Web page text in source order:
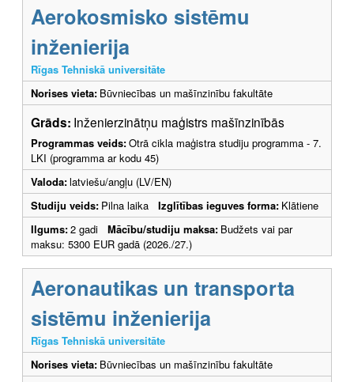
Aerokosmisko sistēmu
inženierija
Rīgas Tehniskā universitāte
Norises vieta: Būvniecības un mašīnzinību fakultāte
Grāds: Inženierzinātņu maģistrs mašīnzinībās
Programmas veids:Otrā cikla maģistra studiju programma - 7.
LKI (programma ar kodu 45)
Valoda:latviešu/angļu (LV/EN)
Studiju veids: Pilna laika Izglītības ieguves forma: Klātiene
Ilgums:2 gadi Mācību/studiju maksa: Budžets vai par
maksu: 5300 EUR gadā (2026./27.)
Aeronautikas un transporta
sistēmu inženierija
Rīgas Tehniskā universitāte
Norises vieta: Būvniecības un mašīnzinību fakultāte